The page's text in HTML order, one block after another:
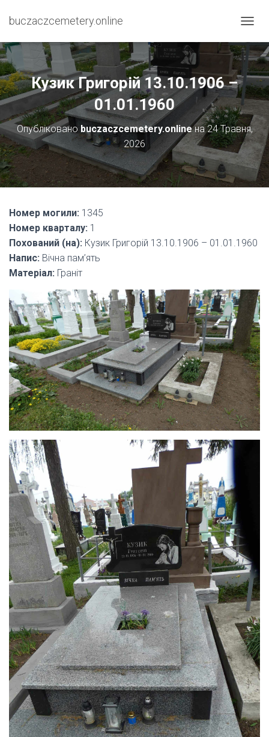
buczaczcemetery.online
Е
Р
М
К
Н
У
Т
И
А
В
І
Г
Кузик Григорій 13.10.1906 –
01.01.1960
Опубліковано buczaczcemetery.onlineна24 Травня,
2026
Номер могили: 1345
Номер кварталу: 1
Похований (на): Кузик Григорій 13.10.1906 – 01.01.1960
Напис: Вічна пам’ять
Матеріал: Граніт